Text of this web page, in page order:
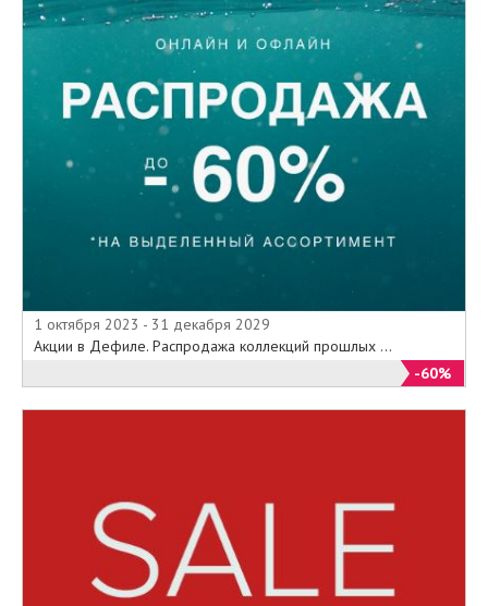
1 октября 2023 - 31 декабря 2029
Акции в Дефиле. Распродажа коллекций прошлых ...
-60%